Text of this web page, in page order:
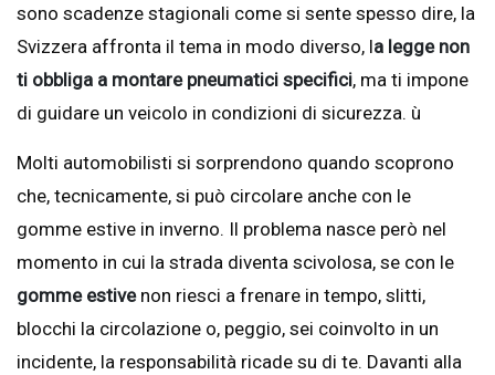
sono scadenze stagionali come si sente spesso dire, la
Svizzera affronta il tema in modo diverso, la legge non
ti obbliga a montare pneumatici specifici, ma ti impone
di guidare un veicolo in condizioni di sicurezza. ù
Molti automobilisti si sorprendono quando scoprono
che, tecnicamente, si può circolare anche con le
gomme estive in inverno. Il problema nasce però nel
momento in cui la strada diventa scivolosa, se con le
gomme estivenon riesci a frenare in tempo, slitti,
blocchi la circolazione o, peggio, sei coinvolto in un
incidente, la responsabilità ricade su di te. Davanti alla